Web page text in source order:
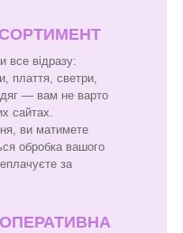
все відразу:
плаття, светри,
— вам не варто
сайтах.
ви матимете
обробка вашого
за